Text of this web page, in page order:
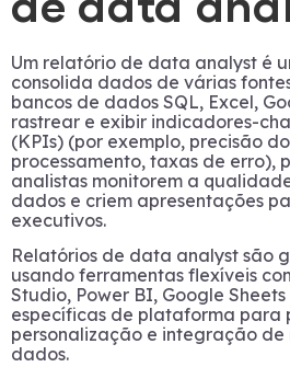
Um relatório de data analyst é
consolida dados de várias
bancos de dados SQL, Excel,
rastrear e exibir indicadores-
(KPIs) (por exemplo, precisão
processamento, taxas de erro),
analistas monitorem a
dados e criem apresentações
executivos.
Relatórios de data analyst são
usando ferramentas flexíveis
Studio, Power BI, Google
específicas de plataforma para
personalização e integração de
dados.